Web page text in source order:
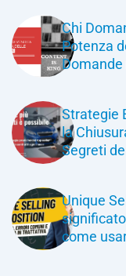
Chi
Potenza
Strategie
la
Segreti
Unique
come